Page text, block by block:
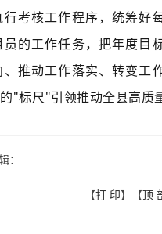
考核工作程序，统筹好
的工作任务，把年度目
推动工作落实、转变工
"标尺"引领推动全县高质
：
【打 印】【顶